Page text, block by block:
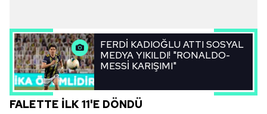
Çerezlere ilişkin tercihlerinizi aşağıda yer alan panel
vasıtasıyla belirleyebilirsiniz. Çerezlere ilişkin detaylı bilgi
için Ayarlar butonuna tıklayabilir,Çerez Bilgilendirme
Metnimiziziyaret edebilirsiniz.
6698 sayılı Kişisel Verilerin Korunması Kanunu uyarınca
FERDİ KADIOĞLU ATTI SOSYAL
MEDYA YIKILDI! "RONALDO-
MESSİ KARIŞIMI"
FALETTE İLK 11'E DÖNDÜ